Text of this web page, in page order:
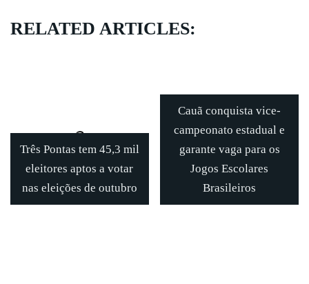
RELATED ARTICLES:
Três Pontas tem 45,3 mil
eleitores aptos a votar
nas eleições de outubro
Cauã conquista vice-
campeonato estadual e
garante vaga para os
Jogos Escolares
Brasileiros